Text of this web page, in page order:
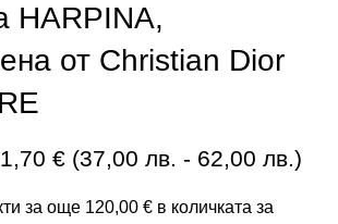
HARPINA,
от Christian Dior
€ (37,00 лв. - 62,00 лв.)
за още 120,00 € в количката за